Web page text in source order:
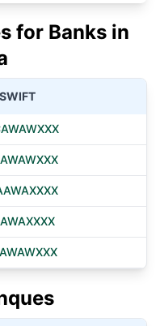
for Banks in